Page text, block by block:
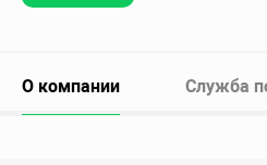
О компании Служба